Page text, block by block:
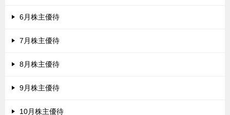
6月株主優待
7月株主優待
8月株主優待
9月株主優待
10月株主優待